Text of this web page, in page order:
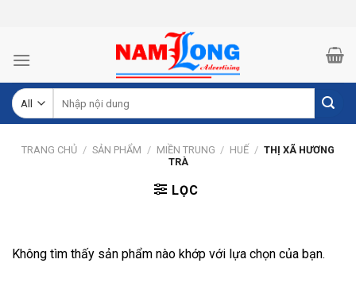
kiếm:
TRANG CHỦ / SẢN PHẨM / MIỀN TRUNG / HUẾ / THỊ XÃ HƯƠNG
TRÀ
LỌC
Không tìm thấy sản phẩm nào khớp với lựa chọn của bạn.